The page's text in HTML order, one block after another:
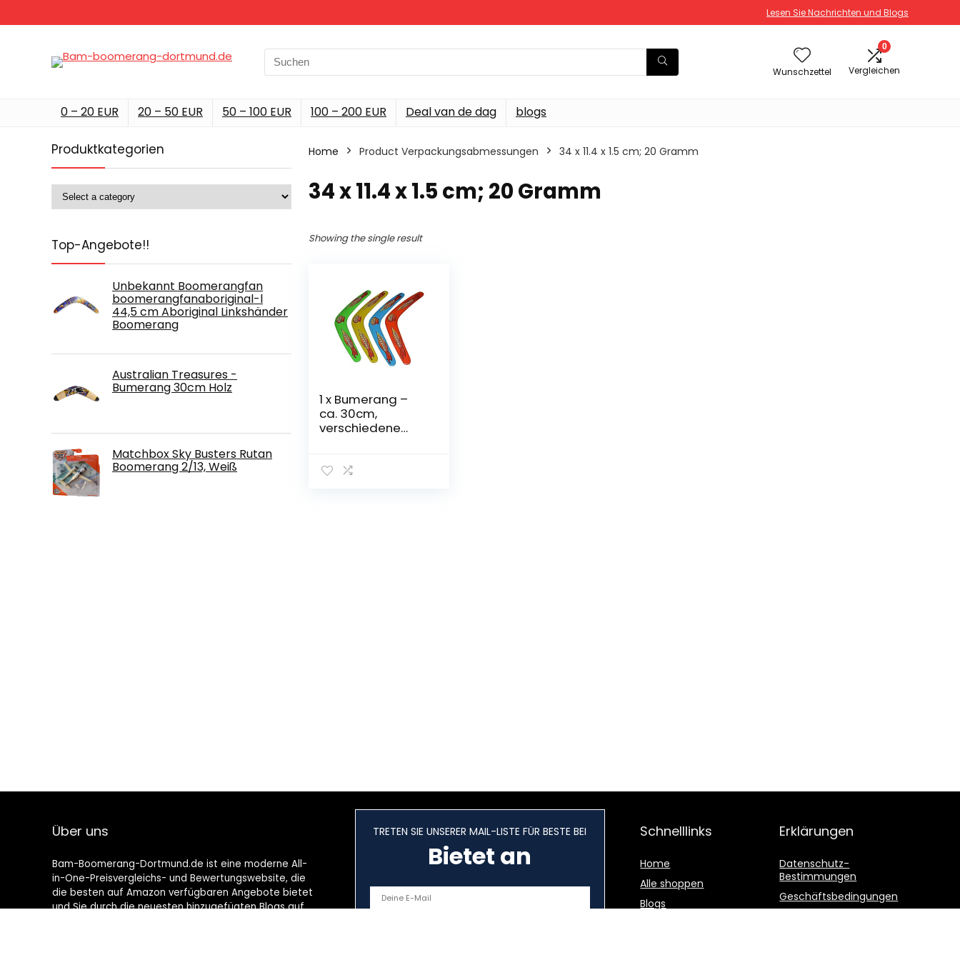
Lesen Sie Nachrichten und Blogs
Search
for:
Wunschzettel
0
Vergleichen
0 – 20 EUR 20 – 50 EUR 50 – 100 EUR 100 – 200 EUR Deal van de dag blogs
Produktkategorien
Top-Angebote!!
Unbekannt Boomerangfan
boomerangfanaboriginal-l
44,5 cm Aboriginal Linkshänder
Boomerang
Australian Treasures -
Bumerang 30cm Holz
Matchbox Sky Busters Rutan
Boomerang 2/13, Weiß
Home Product Verpackungsabmessungen ‎34 x 11.4 x 1.5 cm; 20 Gramm
‎34 x 11.4 x 1.5 cm; 20 Gramm
Showing the single result
1 x Bumerang –
ca. 30cm,
verschiedene
Über uns
Bam-Boomerang-Dortmund.de ist eine moderne All-
in-One-Preisvergleichs- und Bewertungswebsite, die
die besten auf Amazon verfügbaren Angebote bietet
und Sie durch die neuesten hinzugefügten Blogs auf
TRETEN SIE UNSERER MAIL-LISTE FÜR BESTE BEI
Bietet an
Schnelllinks
Home
Alle shoppen
Blogs
Erklärungen
Datenschutz-
Bestimmungen
Geschäftsbedingungen